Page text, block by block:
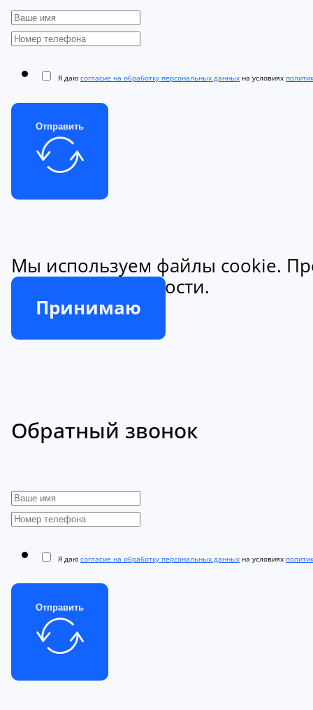
Я даю согласие на обработку персональных данных на условиях
Отправить
Мы используем файлы cookie.
конфиденциальности.
Принимаю
Обратный звонок
Я даю согласие на обработку персональных данных на условиях
Отправить